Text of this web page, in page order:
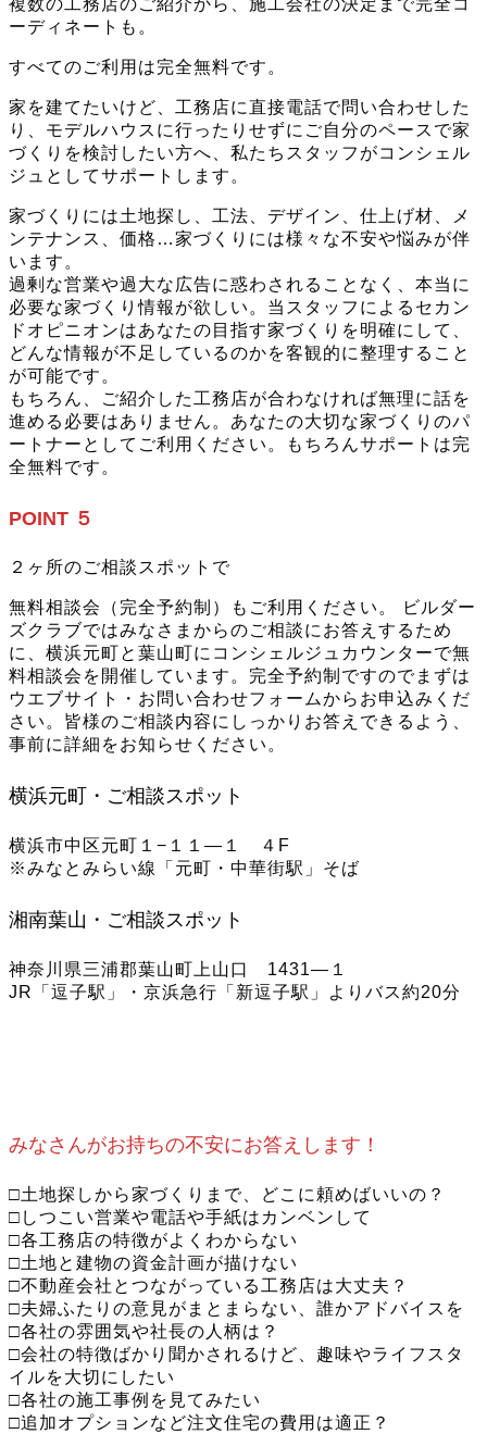
ーディネートも。
すべてのご利用は完全無料です。
家を建てたいけど、工務店に直接電話で問い合わせした
り、モデルハウスに行ったりせずにご自分のペースで家
づくりを検討したい方へ、私たちスタッフがコンシェル
ジュとしてサポートします。
家づくりには土地探し、工法、デザイン、仕上げ材、メ
ンテナンス、価格…家づくりには様々な不安や悩みが伴
います。
過剰な営業や過大な広告に惑わされることなく、本当に
必要な家づくり情報が欲しい。当スタッフによるセカン
ドオピニオンはあなたの目指す家づくりを明確にして、
どんな情報が不足しているのかを客観的に整理すること
が可能です。
もちろん、ご紹介した工務店が合わなければ無理に話を
進める必要はありません。あなたの大切な家づくりのパ
ートナーとしてご利用ください。もちろんサポートは完
全無料です。
POINT ５
２ヶ所のご相談スポットで
無料相談会（完全予約制）もご利用ください。 ビルダー
ズクラブではみなさまからのご相談にお答えするため
に、横浜元町と葉山町にコンシェルジュカウンターで無
料相談会を開催しています。完全予約制ですのでまずは
ウエブサイト・お問い合わせフォームからお申込みくだ
さい。皆様のご相談内容にしっかりお答えできるよう、
事前に詳細をお知らせください。
横浜元町・ご相談スポット
横浜市中区元町１−１１―１ ４F
※みなとみらい線「元町・中華街駅」そば
湘南葉山・ご相談スポット
神奈川県三浦郡葉山町上山口 1431―１
JR「逗子駅」・京浜急行「新逗子駅」よりバス約20分
みなさんがお持ちの不安にお答えします！
□土地探しから家づくりまで、どこに頼めばいいの？
□しつこい営業や電話や手紙はカンベンして
□各工務店の特徴がよくわからない
□土地と建物の資金計画が描けない
□不動産会社とつながっている工務店は大丈夫？
□夫婦ふたりの意見がまとまらない、誰かアドバイスを
□各社の雰囲気や社長の人柄は？
□会社の特徴ばかり聞かされるけど、趣味やライフスタ
イルを大切にしたい
□各社の施工事例を見てみたい
□追加オプションなど注文住宅の費用は適正？